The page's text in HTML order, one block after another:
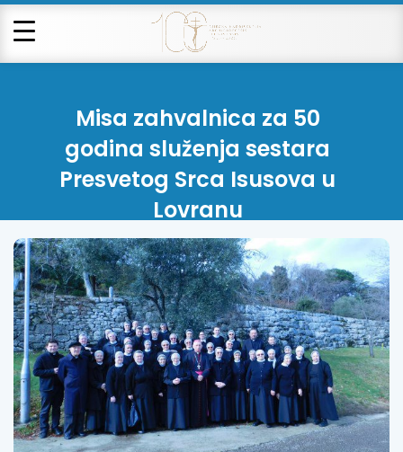
Misa zahvalnica za 50
godina služenja sestara
Presvetog Srca Isusova u
Lovranu